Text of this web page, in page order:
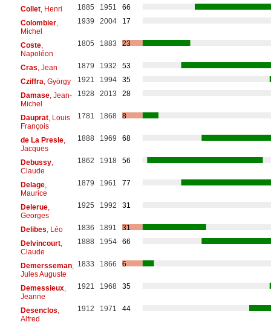
Collet, Henri 1885 1951
66
Colombier,
Michel
1939 2004 17
Coste,
Napoléon
1805 1883 23
Cras , Jean 1879 1932
53
Cziffra , György 1921 1994
35
Damase, Jean-
Michel
1928 2013 28
Dauprat, Louis
François
1781 1868 8
de La Presle,
Jacques
1888 1969 68
Debussy,
Claude
1862 1918 56
Delage,
Maurice
1879 1961 77
Delerue,
Georges
1925 1992 31
Delibes , Léo 1836 1891
31
Delvincourt,
Claude
1888 1954 66
Demersseman,
Jules Auguste
1833 1866 6
Demessieux,
Jeanne
1921 1968 35
Desenclos
Alfred
1912 1971 44